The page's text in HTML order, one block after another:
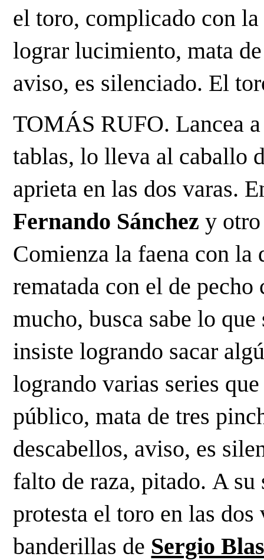
el toro, complicado con
lograr lucimiento, mata
aviso, es silenciado. El
TOMÁS RUFO. Lancea
tablas, lo lleva al caballo
Fernando Sánchez y
Comienza la faena con la
rematada con el de
mucho, busca sabe lo
insiste logrando sacar
logrando varias series
público, mata de tres
descabellos, aviso, es
falto de raza, pitado. A
protesta el toro en las
banderillas de Sergio